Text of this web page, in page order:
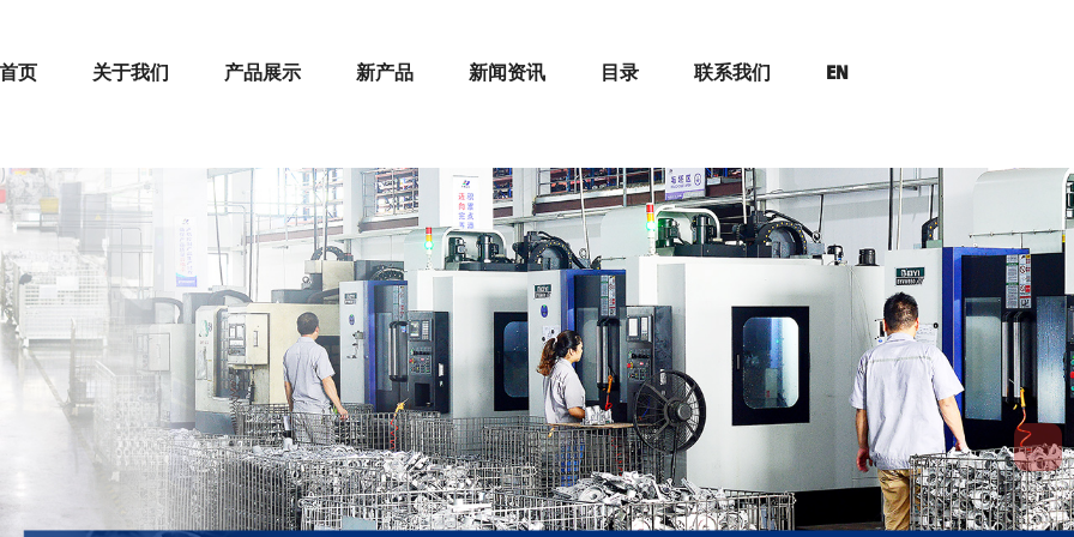
页 关于我们 产品展示 新产品 新闻资讯 目录 联系我们 EN